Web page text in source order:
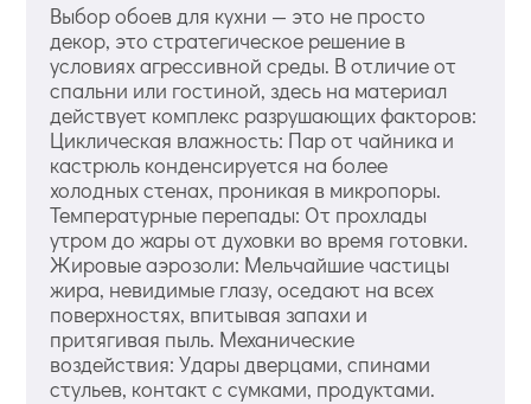
Выбор обоев для кухни — это не просто
декор, это стратегическое решение в
условиях агрессивной среды. В отличие от
спальни или гостиной, здесь на материал
действует комплекс разрушающих факторов:
Циклическая влажность: Пар от чайника и
кастрюль конденсируется на более
холодных стенах, проникая в микропоры.
Температурные перепады: От прохлады
утром до жары от духовки во время готовки.
Жировые аэрозоли: Мельчайшие частицы
жира, невидимые глазу, оседают на всех
поверхностях, впитывая запахи и
притягивая пыль. Механические
воздействия: Удары дверцами, спинами
стульев, контакт с сумками, продуктами.